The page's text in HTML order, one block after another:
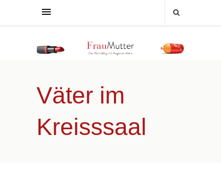
Väter im
Kreisssaal